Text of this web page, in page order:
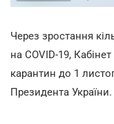
Через зростання
на COVID-19,
карантин до 1
Президента України.